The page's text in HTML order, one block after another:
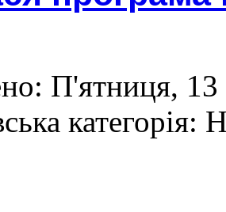
П'ятниця, 13
категорія: